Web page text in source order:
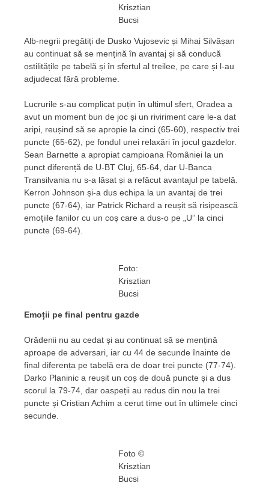
Krisztian
Bucsi
Alb-negrii pregătiți de Dusko Vujosevic și Mihai Silvășan
au continuat să se mențină în avantaj și să conducă
ostilitățile pe tabelă și în sfertul al treilee, pe care și l-au
adjudecat fără probleme.
Lucrurile s-au complicat puțin în ultimul sfert, Oradea a
avut un moment bun de joc și un riviriment care le-a dat
aripi, reușind să se apropie la cinci (65-60), respectiv trei
puncte (65-62), pe fondul unei relaxări în jocul gazdelor.
Sean Barnette a apropiat campioana României la un
punct diferență de U-BT Cluj, 65-64, dar U-Banca
Transilvania nu s-a lăsat și a refăcut avantajul pe tabelă.
Kerron Johnson și-a dus echipa la un avantaj de trei
puncte (67-64), iar Patrick Richard a reușit să risipească
emoțiile fanilor cu un coș care a dus-o pe „U” la cinci
puncte (69-64).
Foto:
Krisztian
Bucsi
Emoții pe final pentru gazde
Orădenii nu au cedat și au continuat să se mențină
aproape de adversari, iar cu 44 de secunde înainte de
final diferența pe tabelă era de doar trei puncte (77-74).
Darko Planinic a reușit un coș de două puncte și a dus
scorul la 79-74, dar oaspeții au redus din nou la trei
puncte și Cristian Achim a cerut time out în ultimele cinci
secunde.
Foto ©
Krisztian
Bucsi